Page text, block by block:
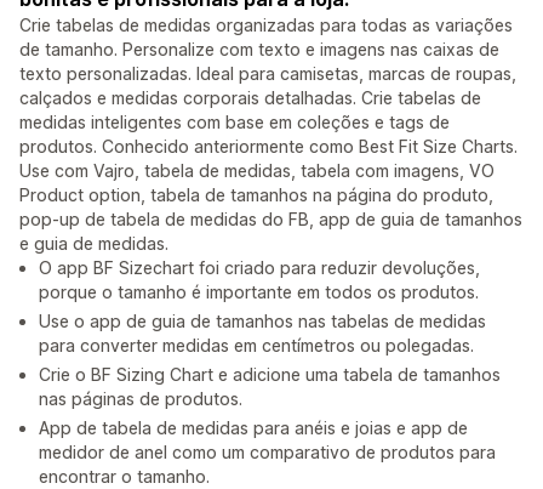
Crie tabelas de medidas organizadas para todas as variações
de tamanho. Personalize com texto e imagens nas caixas de
texto personalizadas. Ideal para camisetas, marcas de roupas,
calçados e medidas corporais detalhadas. Crie tabelas de
medidas inteligentes com base em coleções e tags de
produtos. Conhecido anteriormente como Best Fit Size Charts.
Use com Vajro, tabela de medidas, tabela com imagens, VO
Product option, tabela de tamanhos na página do produto,
pop-up de tabela de medidas do FB, app de guia de tamanhos
e guia de medidas.
O app BF Sizechart foi criado para reduzir devoluções,
porque o tamanho é importante em todos os produtos.
Use o app de guia de tamanhos nas tabelas de medidas
para converter medidas em centímetros ou polegadas.
Crie o BF Sizing Chart e adicione uma tabela de tamanhos
nas páginas de produtos.
App de tabela de medidas para anéis e joias e app de
medidor de anel como um comparativo de produtos para
encontrar o tamanho.